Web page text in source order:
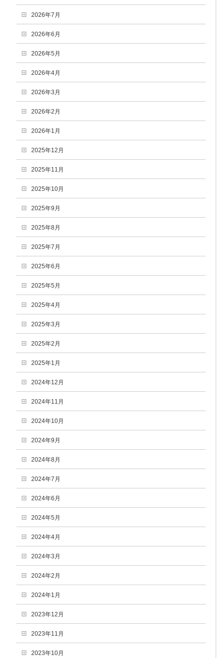
2026年7月
2026年6月
2026年5月
2026年4月
2026年3月
2026年2月
2026年1月
2025年12月
2025年11月
2025年10月
2025年9月
2025年8月
2025年7月
2025年6月
2025年5月
2025年4月
2025年3月
2025年2月
2025年1月
2024年12月
2024年11月
2024年10月
2024年9月
2024年8月
2024年7月
2024年6月
2024年5月
2024年4月
2024年3月
2024年2月
2024年1月
2023年12月
2023年11月
2023年10月